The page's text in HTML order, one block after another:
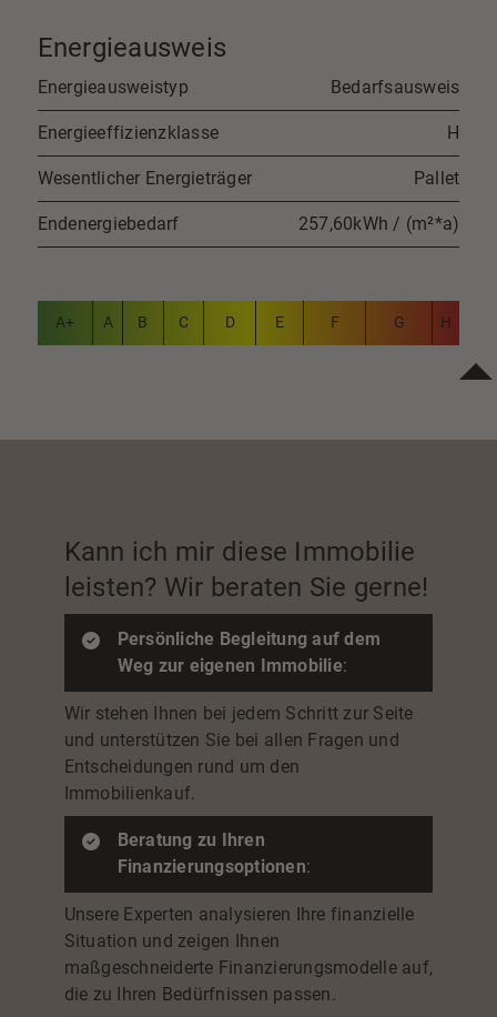
Energieausweis
Energieausweistyp Bedarfsausweis
Energieeffizienzklasse H
Wesentlicher Energieträger Pallet
Endenergiebedarf 257,60kWh / (m²*a)
A+ A B C D E F G H
Kann ich mir diese Immobilie
leisten? Wir beraten Sie gerne!
Persönliche Begleitung auf dem
Weg zur eigenen Immobilie:
Wir stehen Ihnen bei jedem Schritt zur Seite
und unterstützen Sie bei allen Fragen und
Entscheidungen rund um den
Immobilienkauf.
Beratung zu Ihren
Finanzierungsoptionen:
Unsere Experten analysieren Ihre finanzielle
Situation und zeigen Ihnen
maßgeschneiderte Finanzierungsmodelle auf,
die zu Ihren Bedürfnissen passen.